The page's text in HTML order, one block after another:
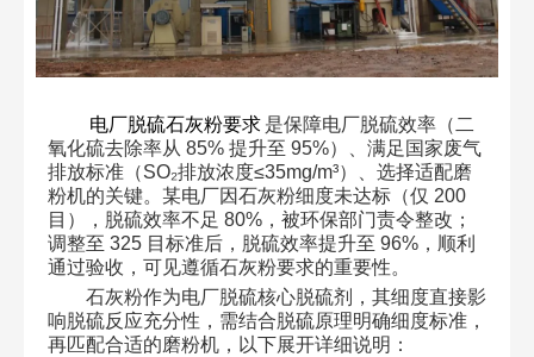
电厂脱硫石灰粉要求 是保障电厂脱硫效率（二
氧化硫去除率从 85% 提升至 95%）、满足国家废气
排放标准（SO₂排放浓度≤35mg/m³）、选择适配磨
粉机的关键。某电厂因石灰粉细度未达标（仅 200
目），脱硫效率不足 80%，被环保部门责令整改；
调整至 325 目标准后，脱硫效率提升至 96%，顺利
通过验收，可见遵循石灰粉要求的重要性。
石灰粉作为电厂脱硫核心脱硫剂，其细度直接影
响脱硫反应充分性，需结合脱硫原理明确细度标准，
再匹配合适的磨粉机，以下展开详细说明：